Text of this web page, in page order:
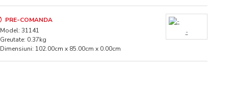
PRE-COMANDA
Model: 31141
Greutate: 0.37kg
Dimensiuni: 102.00cm x 85.00cm x 0.00cm
-